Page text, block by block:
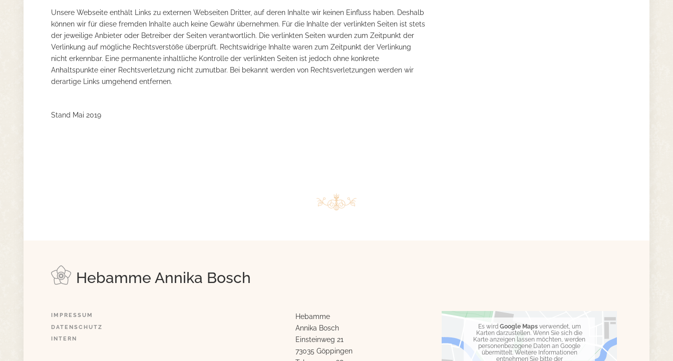
Unsere Webseite enthält Links zu externen Webseiten Dritter, auf deren Inhalte wir keinen Einfluss haben. Deshalb
können wir für diese fremden Inhalte auch keine Gewähr übernehmen. Für die Inhalte der verlinkten Seiten ist stets
der jeweilige Anbieter oder Betreiber der Seiten verantwortlich. Die verlinkten Seiten wurden zum Zeitpunkt der
Verlinkung auf mögliche Rechtsverstöße überprüft. Rechtswidrige Inhalte waren zum Zeitpunkt der Verlinkung
nicht erkennbar. Eine permanente inhaltliche Kontrolle der verlinkten Seiten ist jedoch ohne konkrete
Anhaltspunkte einer Rechtsverletzung nicht zumutbar. Bei bekannt werden von Rechtsverletzungen werden wir
derartige Links umgehend entfernen.
Stand Mai 2019
Hebamme Annika Bosch
IMPRESSUM
DATENSCHUTZ
INTERN
Hebamme
Annika Bosch
Einsteinweg 21
73035 Göppingen
Es wird Google Mapsverwendet, um
Karten darzustellen. Wenn Sie sich die
Karte anzeigen lassen möchten, werden
personenbezogene Daten an Google
übermittelt. Weitere Informationen
entnehmen Sie bitte der